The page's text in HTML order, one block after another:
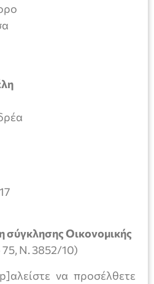
Οικονομικής
Ν. 3852/10)
να προσέλθετε